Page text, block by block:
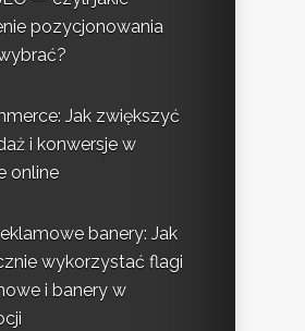
pozycjonowania
Jak zwiększyć
i konwersje w
online
banery: Jak
wykorzystać flagi
i banery w